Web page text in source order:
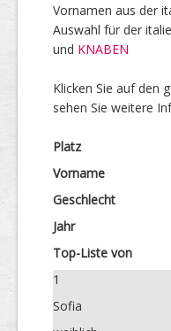
Vornamen aus der
Auswahl für der
und KNABEN
Klicken Sie auf den
sehen Sie weitere
Platz
Vorname
Geschlecht
Jahr
Top-Liste von
1
Sofia